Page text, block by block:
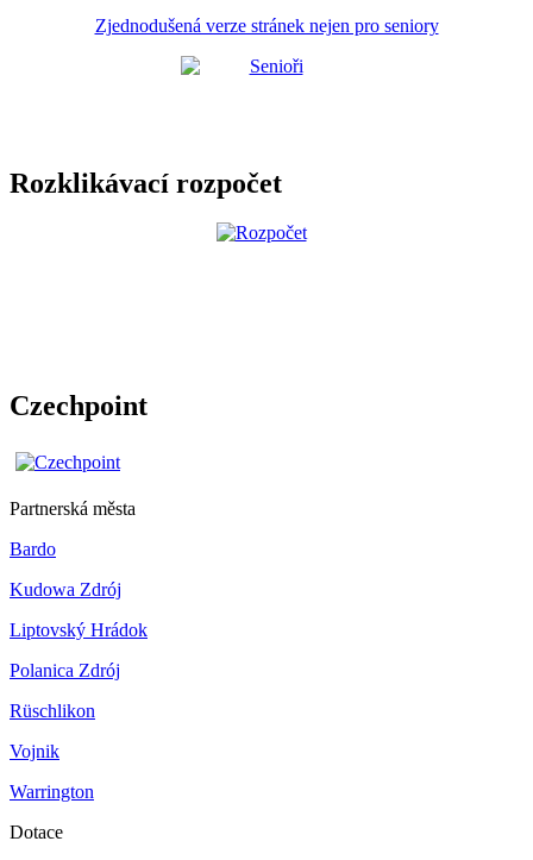
Zjednodušená verze stránek nejen pro seniory
Rozklikávací rozpočet
Czechpoint
Partnerská města
Bardo
Kudowa Zdrój
Liptovský Hrádok
Polanica Zdrój
Rüschlikon
Vojnik
Warrington
Dotace